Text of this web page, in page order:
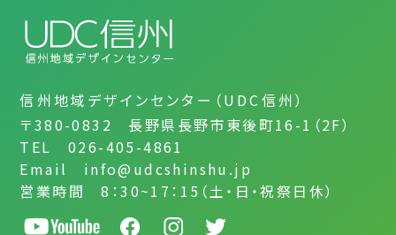
信州地域デザインセンター（UDC信州）
〒380-0832 長野県長野市東後町16-1（2F）
TEL 026-405-4861
Email info@udcshinshu.jp
営業時間 8：30~17：15（土・日・祝祭日休）